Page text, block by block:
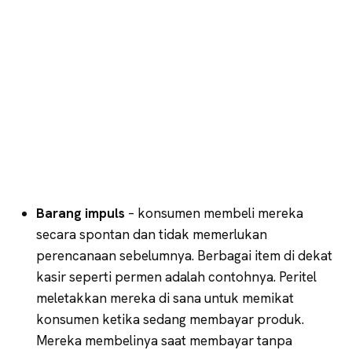
Barang impuls – konsumen membeli mereka
secara spontan dan tidak memerlukan
perencanaan sebelumnya. Berbagai item di dekat
kasir seperti permen adalah contohnya. Peritel
meletakkan mereka di sana untuk memikat
konsumen ketika sedang membayar produk.
Mereka membelinya saat membayar tanpa